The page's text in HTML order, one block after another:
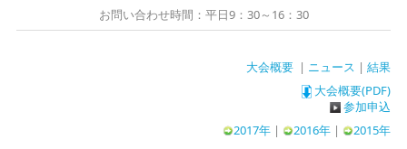
お問い合わせ時間：平日9：30～16：30
大会概要| ニュース | 結果
大会概要(PDF)
参加申込
2017年| 2016年| 2015年